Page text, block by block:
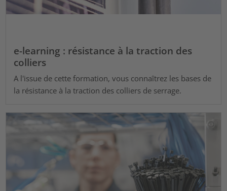
e-learning : résistance à la traction des
colliers
A l'issue de cette formation, vous connaîtrez les bases de
la résistance à la traction des colliers de serrage.